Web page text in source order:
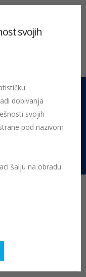
našoj Facebook
svojih
dobivanja
svojih
pod nazivom
šalju na obradu